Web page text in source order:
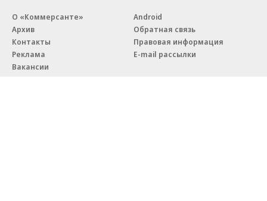
О «Коммерсанте»
Архив
Контакты
Реклама
Вакансии
Android
Обратная связь
Правовая информация
E-mail рассылки